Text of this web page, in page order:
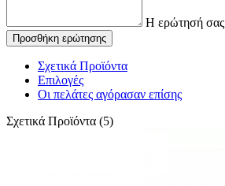
Η ερώτησή σας
Προσθήκη ερώτησης
Σχετικά Προϊόντα
Επιλογές
Οι πελάτες αγόρασαν επίσης
Σχετικά Προϊόντα (5)